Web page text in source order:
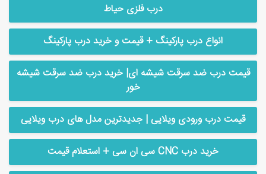
درب فلزی حیاط
انواع درب پارکینگ + قیمت و خرید درب پارکینگ
قیمت درب ضد سرقت شیشه ای| خرید درب ضد سرقت شیشه
خور
قیمت درب ورودی ویلایی | جدیدترین مدل های درب ویلایی
خرید درب CNC سی ان سی + استعلام قیمت